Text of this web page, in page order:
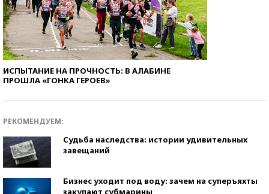
ИСПЫТАНИЕ НА ПРОЧНОСТЬ: В АЛАБИНЕ
ПРОШЛА «ГОНКА ГЕРОЕВ»
РЕКОМЕНДУЕМ:
Судьба наследства: истории удивительных
завещаний
Бизнес уходит под воду: зачем на суперъяхты
закупают субмарины